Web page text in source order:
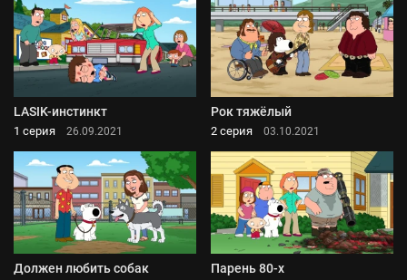
LASIK-инстинкт
1 серия 26.09.2021
Рок тяжёлый
2 серия 03.10.2021
Должен любить собак Парень 80-х